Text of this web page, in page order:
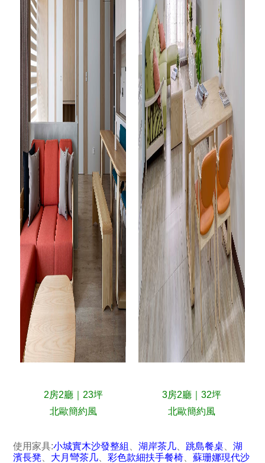
2房2廳｜23坪
北歐簡約風
3房2廳｜32坪
北歐簡約風
使用家具:小城實木沙發整組 、湖岸茶几 跳島餐桌 、湖
濱長凳
大月彎茶几 、彩色款細扶手餐椅 、蘇珊娜現代沙